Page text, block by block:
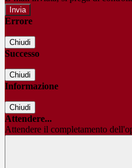
Errore
Chiudi
Successo
Chiudi
Informazione
Chiudi
Attendere...
Attendere il completamento